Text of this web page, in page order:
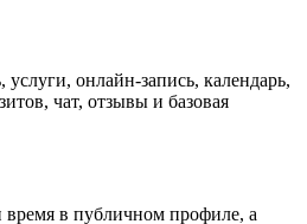
онлайн-запись, календарь,
чат, отзывы и базовая
время в публичном профиле, а